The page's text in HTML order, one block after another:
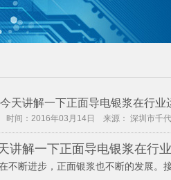
今天讲解一下正面导电银浆在行业
时间：2016年03月14日 来源： 深圳市千
讲解一下正面导电银浆在行
断进步，正面银浆也不断的发展。